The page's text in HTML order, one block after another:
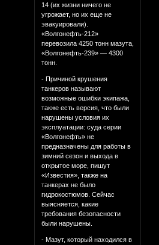
14 (их жизни ничего не
угрожает, но их еще не
эвакуировали).
«Волгонефть-212»
перевозила 4250 тонн мазута,
«Волгонефть-239» — 4300
тонн.
- Причиной крушения
танкеров называют
возможные ошибки экипажа,
также есть версия, что были
нарушены условия их
эксплуатации: суда серии
«Волгонефть» не
предназначены для работы в
зимний сезон и выхода в
открытое море, пишут
«Известия», также на
танкерах не было
гидрокостюмов. Сейчас
выясняется, какие
требования безопасности
были нарушены.
- Мазут, который находился в